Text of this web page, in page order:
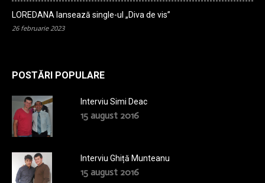
LOREDANA lansează single-ul „Diva de vis”
26 februarie 2023
POSTĂRI POPULARE
Interviu Simi Deac
15 august 2016
Interviu Ghiță Munteanu
15 august 2016